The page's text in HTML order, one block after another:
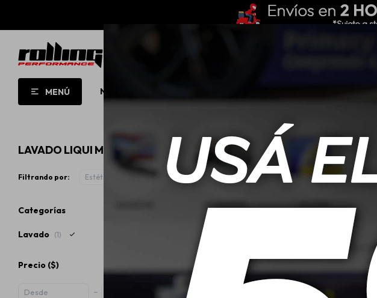
MENÚ NUEVO!
LAVADO LIQUI MOLY
Filtrando por: Estética automotriz Lavado Quitar filtros
Categorías
Lavado (1)
Precio ($)